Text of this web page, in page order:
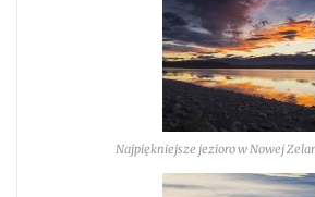
Najpiękniejsze jezioro w Nowej